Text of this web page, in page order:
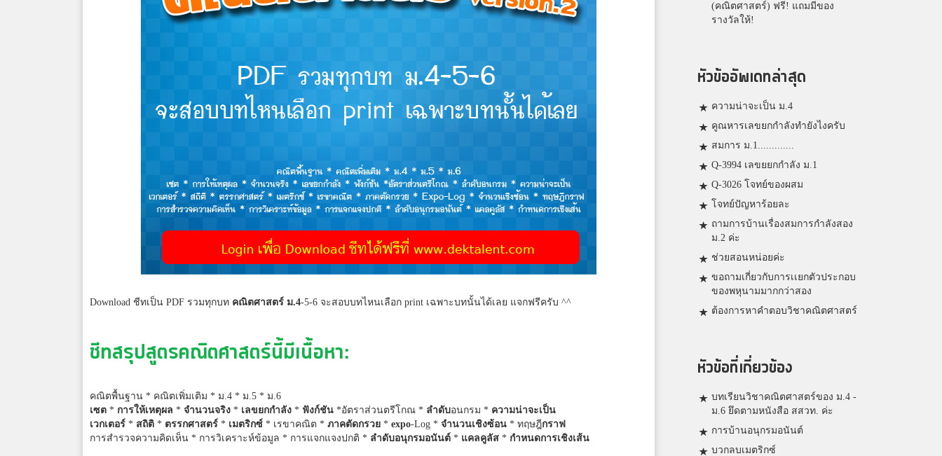
Download ชีทเป็น PDF รวมทุกบท คณิตศาสตร์ ม.4-5-6 จะสอบบทไหนเลือก print เฉพาะบทนั้นได้เลย แจกฟรีครับ ^^
ชีทสรุปสูตรคณิตศาสตร์นี้มีเนื้อหา:
คณิตพื้นฐาน * คณิตเพิ่มเติม * ม.4 * ม.5 * ม.6
เซต * การให้เหตุผล * จำนวนจริง * เลขยกกำลัง * ฟังก์ชัน *อัตราส่วนตรีโกณ * ลำดับอนกรม * ความน่าจะเป็น
เวกเตอร์ * สถิติ * ตรรกศาสตร์ * เมตริกซ์ * เรขาคณิต * ภาคตัดกรวย * expo-Log * จำนวนเชิงซ้อน * ทฤษฎีกราฟ
การสำรวจความคิดเห็น * การวิเคราะห์ข้อมูล * การแจกแจงปกติ * ลำดับอนุกรมอนันต์ * แคลคูลัส * กำหนดการเชิงเส้น
(คณิตศาสตร์) ฟรี! แถมมีของ
รางวัลให้!
หัวข้ออัพเดทล่าสุด
ความน่าจะเป็น ม.4
คูณหารเลขยกกำลังทำยังไงครับ
สมการ ม.1.............
Q-3994 เลขยยกกำลัง ม.1
Q-3026 โจทย์ของผสม
โจทย์ปัญหาร้อยละ
ถามการบ้านเรื่องสมการกำลังสอง
ม.2 ค่ะ
ช่วยสอนหน่อยค่ะ
ขอถามเกี่ยวกับการเเยกตัวประกอบ
ของพหุนามมากกว่าสอง
ต้องการหาคำตอบวิชาคณิตศาสตร์
หัวข้อที่เกี่ยวข้อง
บทเรียนวิชาคณิตศาสตร์ของ ม.4 -
ม.6 ยึดตามหนังสือ สสวท. ค่ะ
การบ้านอนุกรมอนันต์
บวกลบเมตริกซ์